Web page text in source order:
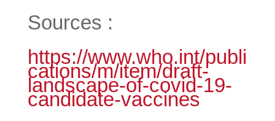
Sources :
https://www.who.int/publi
cations/m/item/draft-
landscape-of-covid-19-
candidate-vaccines